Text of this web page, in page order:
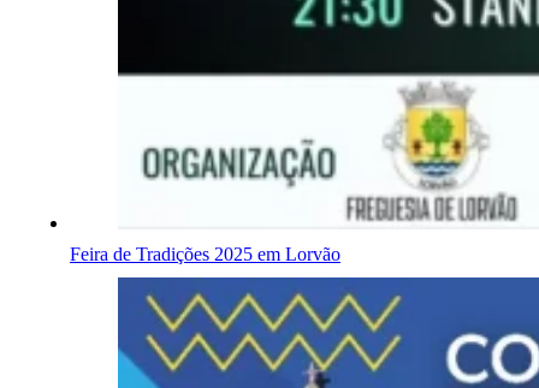
Feira de Tradições 2025 em Lorvão